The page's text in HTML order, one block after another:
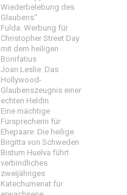
Wiederbelebung des
Glaubens“
Fulda: Werbung für
Christopher Street Day
mit dem heiligen
Bonifatius
Joan Leslie: Das
Hollywood-
Glaubenszeugnis einer
echten Heldin
Eine mächtige
Fürsprecherin für
Ehepaare: Die heilige
Birgitta von Schweden
Bistum Huelva führt
verbindliches
zweijähriges
Katechumenat für